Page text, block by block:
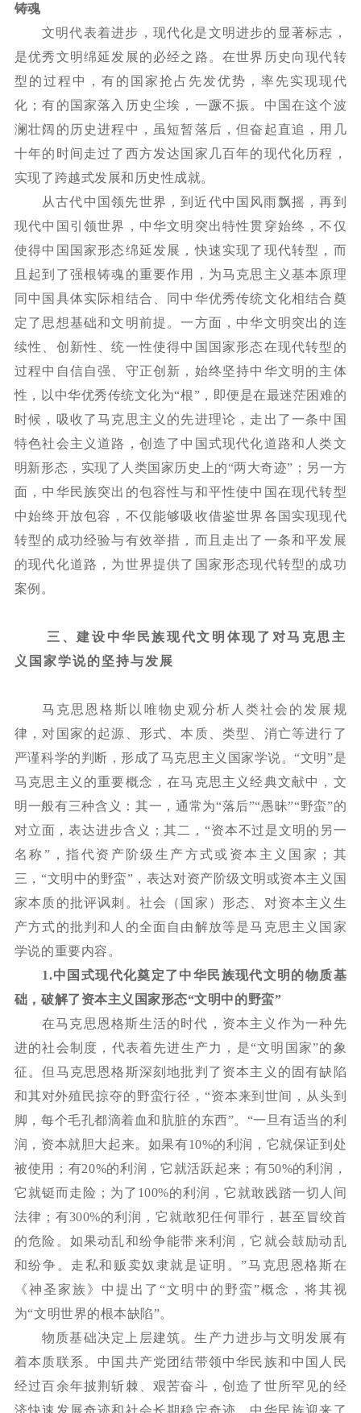
铸魂
文明代表着进步，现代化是文明进步的显著标志，
是优秀文明绵延发展的必经之路。在世界历史向现代转
型的过程中，有的国家抢占先发优势，率先实现现代
化；有的国家落入历史尘埃，一蹶不振。中国在这个波
澜壮阔的历史进程中，虽短暂落后，但奋起直追，用几
十年的时间走过了西方发达国家几百年的现代化历程，
实现了跨越式发展和历史性成就。
从古代中国领先世界，到近代中国风雨飘摇，再到
现代中国引领世界，中华文明突出特性贯穿始终，不仅
使得中国国家形态绵延发展，快速实现了现代转型，而
且起到了强根铸魂的重要作用，为马克思主义基本原理
同中国具体实际相结合、同中华优秀传统文化相结合奠
定了思想基础和文明前提。一方面，中华文明突出的连
续性、创新性、统一性使得中国国家形态在现代转型的
过程中自信自强、守正创新，始终坚持中华文明的主体
性，以中华优秀传统文化为“根”，即便是在最迷茫困难的
时候，吸收了马克思主义的先进理论，走出了一条中国
特色社会主义道路，创造了中国式现代化道路和人类文
明新形态，实现了人类国家历史上的“两大奇迹”；另一方
面，中华民族突出的包容性与和平性使中国在现代转型
中始终开放包容，不仅能够吸收借鉴世界各国实现现代
转型的成功经验与有效举措，而且走出了一条和平发展
的现代化道路，为世界提供了国家形态现代转型的成功
案例。
三、建设中华民族现代文明体现了对马克思主
义国家学说的坚持与发展
马克思恩格斯以唯物史观分析人类社会的发展规
律，对国家的起源、形式、本质、类型、消亡等进行了
严谨科学的判断，形成了马克思主义国家学说。“文明”是
马克思主义的重要概念，在马克思主义经典文献中，文
明一般有三种含义：其一，通常为“落后”“愚昧”“野蛮”的
对立面，表达进步含义；其二，“资本不过是文明的另一
名称”，指代资产阶级生产方式或资本主义国家；其
三，“文明中的野蛮”，表达对资产阶级文明或资本主义国
家本质的批评讽刺。社会（国家）形态、对资本主义生
产方式的批判和人的全面自由解放等是马克思主义国家
学说的重要内容。
1.中国式现代化奠定了中华民族现代文明的物质基
础，破解了资本主义国家形态“文明中的野蛮”
在马克思恩格斯生活的时代，资本主义作为一种先
进的社会制度，代表着先进生产力，是“文明国家”的象
征。但马克思恩格斯深刻地批判了资本主义的固有缺陷
和其对外殖民掠夺的野蛮行径，“资本来到世间，从头到
脚，每个毛孔都滴着血和肮脏的东西”。“一旦有适当的利
润，资本就胆大起来。如果有10%的利润，它就保证到处
被使用；有20%的利润，它就活跃起来；有50%的利润，
它就铤而走险；为了 100%的利润，它就敢践踏一切人间
法律；有300%的利润，它就敢犯任何罪行，甚至冒绞首
的危险。如果动乱和纷争能带来利润，它就会鼓励动乱
和纷争。走私和贩卖奴隶就是证明。”马克思恩格斯在
《神圣家族》中提出了“文明中的野蛮”概念，将其视
为“文明世界的根本缺陷”。
物质基础决定上层建筑。生产力进步与文明发展有
着本质联系。中国共产党团结带领中华民族和中国人民
经过百余年披荆斩棘、艰苦奋斗，创造了世所罕见的经
济快速发展奇迹和社会长期稳定奇迹，中华民族迎来了